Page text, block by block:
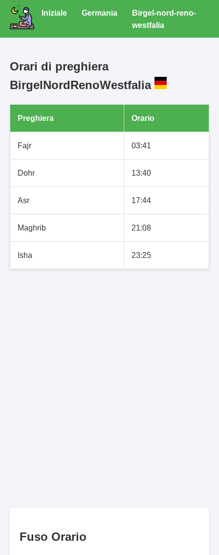
Iniziale Germania
Birgel-nord-reno-
westfalia
Orari di preghiera
BirgelNordRenoWestfalia
Preghiera Orario
Fajr 03:41
Dohr 13:40
Asr 17:44
Maghrib 21:08
Isha 23:25
Fuso Orario